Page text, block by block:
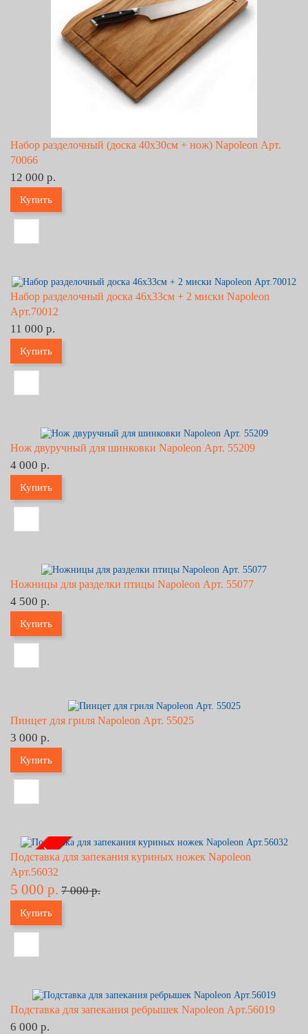
Набор разделочный (доска 40х30см + нож) Napoleon Арт.
70066
12 000 р.
Купить
Набор разделочный доска 46х33см + 2 миски Napoleon
Арт.70012
11 000 р.
Купить
Нож двуручный для шинковки Napoleon Арт. 55209
4 000 р.
Купить
Ножницы для разделки птицы Napoleon Арт. 55077
4 500 р.
Купить
Пинцет для гриля Napoleon Арт. 55025
3 000 р.
Купить
- 29% !!!
Подставка для запекания куриных ножек Napoleon
Арт.56032
5 000 р. 7 000 р.
Купить
Подставка для запекания ребрышек Napoleon Арт.56019
6 000 р.